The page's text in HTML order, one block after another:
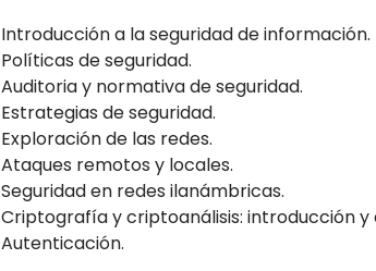
Introducción a la seguridad de información.
Políticas de seguridad.
Auditoria y normativa de seguridad.
Estrategias de seguridad.
Exploración de las redes.
Ataques remotos y locales.
Seguridad en redes ilanámbricas.
Criptografía y criptoanálisis: introducción y
Autenticación.